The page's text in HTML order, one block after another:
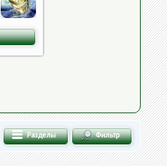
Разделы Фильтр